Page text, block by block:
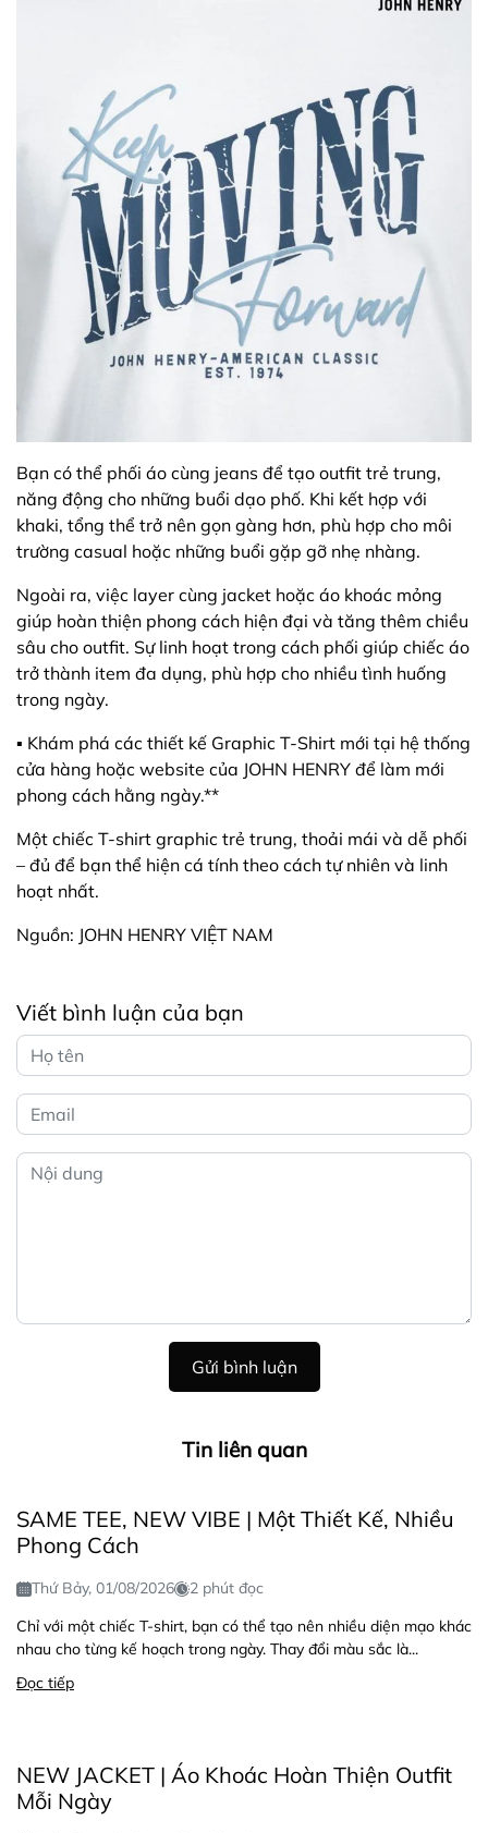
Bạn có thể phối áo cùng jeans để tạo outfit trẻ trung,
năng động cho những buổi dạo phố. Khi kết hợp với
khaki, tổng thể trở nên gọn gàng hơn, phù hợp cho môi
trường casual hoặc những buổi gặp gỡ nhẹ nhàng.
Ngoài ra, việc layer cùng jacket hoặc áo khoác mỏng
giúp hoàn thiện phong cách hiện đại và tăng thêm chiều
sâu cho outfit. Sự linh hoạt trong cách phối giúp chiếc áo
trở thành item đa dụng, phù hợp cho nhiều tình huống
trong ngày.
▪️ Khám phá các thiết kế Graphic T-Shirt mới tại hệ thống
cửa hàng hoặc website của JOHN HENRY để làm mới
phong cách hằng ngày.**
Một chiếc T-shirt graphic trẻ trung, thoải mái và dễ phối
– đủ để bạn thể hiện cá tính theo cách tự nhiên và linh
hoạt nhất.
Nguồn: JOHN HENRY VIỆT NAM
Viết bình luận của bạn
Gửi bình luận
Tin liên quan
SAME TEE, NEW VIBE | Một Thiết Kế, Nhiều
Phong Cách
Thứ Bảy, 01/08/2026
2 phút đọc
Chỉ với một chiếc T-shirt, bạn có thể tạo nên nhiều diện mạo khác
nhau cho từng kế hoạch trong ngày. Thay đổi màu sắc là...
Đọc tiếp
NEW JACKET | Áo Khoác Hoàn Thiện Outfit
Mỗi Ngày